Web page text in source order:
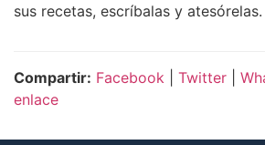
sus recetas, escríbalas y atesórelas.
Compartir: Facebook Twitter
enlace